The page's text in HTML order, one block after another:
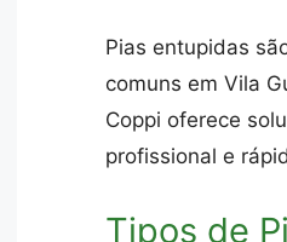
Pias entupidas
comuns em Vila
Coppi oferece
profissional e
Tipos de